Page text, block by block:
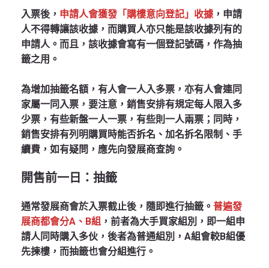
入票後， 申請人會獲發「購樓意向登記」收據 ，申請
人不得轉讓該收據，而購買人亦只能是該收據列有的
申請人。而且，該收據會寫有一個登記號碼，作為抽
籤之用。
為增加抽籤名額，有人會一人入多票，亦有人會連同
家屬一同入票，要注意，銷售安排有規定每人限入多
少票，有些新盤一人一票，有些則一人兩票；同時，
銷售安排有列明購買時能否拆名、加名拆名限制、手
續費，如有疑問，應先向發展商查詢。
開售前一日：抽籤
通常發展商會於入票截止後，隨即進行抽籤。 普遍發
展商都會分A、B組 ，前者為大手買家組別，即一組申
請人同時購入多伙，後者為普通組別，A組會較B組優
先揀樓，而抽籤也會分組進行。